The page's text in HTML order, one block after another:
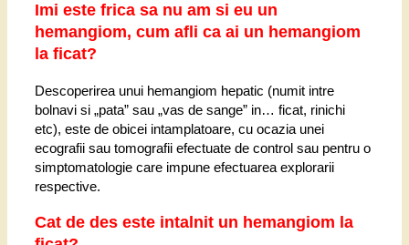
Imi este frica sa nu am si eu un
hemangiom, cum afli ca ai un hemangiom
la ficat?
Descoperirea unui hemangiom hepatic (numit intre
bolnavi si „pata” sau „vas de sange” in… ficat, rinichi
etc), este de obicei intamplatoare, cu ocazia unei
ecografii sau tomografii efectuate de control sau pentru o
simptomatologie care impune efectuarea explorarii
respective.
Cat de des este intalnit un hemangiom la